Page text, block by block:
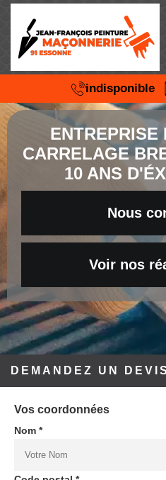
indisponible
ENTREPRISE
CARRELAGE
10 ANS
Nous
Voir nos
DEMANDEZ UN
Vos coordonnées
Nom *